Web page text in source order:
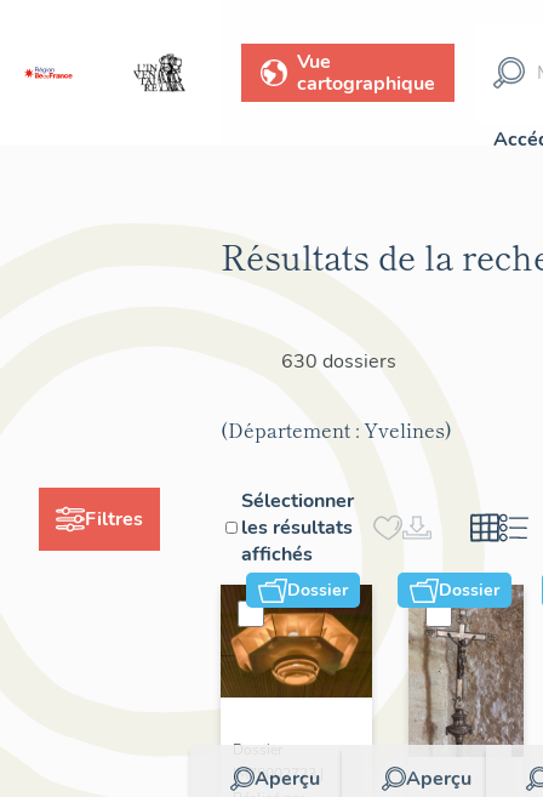
Vue
cartographique
Filtres
Résultats de la
630 dossiers
(Département : Yvelines)
Sélectionner
les résultats
affichés
Dossier
Aperçu
Dossier
IM78002723 |
Dossier
Aperçu